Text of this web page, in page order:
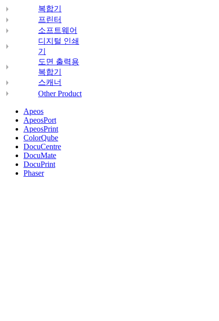
복합기
프린터
소프트웨어
디지털 인쇄
기
도면 출력용
복합기
스캐너
Other Product
Apeos
ApeosPort
ApeosPrint
ColorQube
DocuCentre
DocuMate
DocuPrint
Phaser